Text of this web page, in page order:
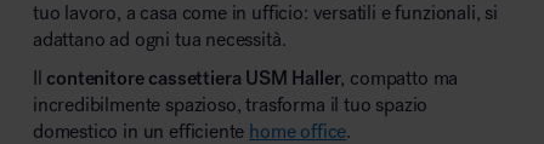
tuo lavoro, a casa come in ufficio: versatili e funzionali, si
adattano ad ogni tua necessità.
Il contenitore cassettiera USM Haller, compatto ma
incredibilmente spazioso, trasforma il tuo spazio
domestico in un efficiente home office.